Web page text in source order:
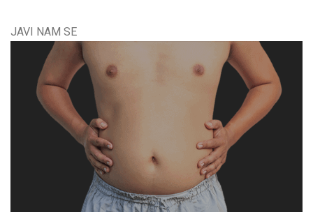
JAVI NAM SE